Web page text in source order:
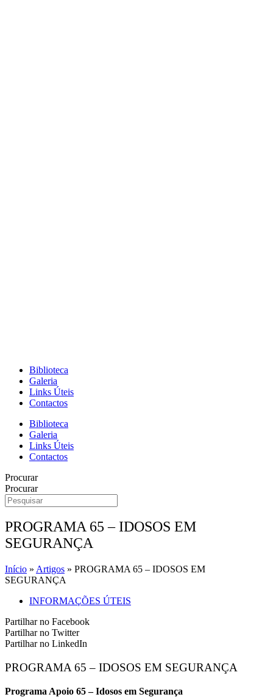
Biblioteca
Galeria
Links Úteis
Contactos
Biblioteca
Galeria
Links Úteis
Contactos
Procurar
Procurar
PROGRAMA 65 – IDOSOS EM
SEGURANÇA
Início » Artigos » PROGRAMA 65 – IDOSOS EM
SEGURANÇA
INFORMAÇÕES ÚTEIS
Partilhar no Facebook
Partilhar no Twitter
Partilhar no LinkedIn
PROGRAMA 65 – IDOSOS EM SEGURANÇA
Programa Apoio 65 – Idosos em Segurança